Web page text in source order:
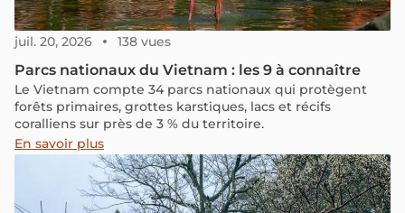
juil. 20, 2026 138 vues
Parcs nationaux du Vietnam : les 9 à connaître
Le Vietnam compte 34 parcs nationaux qui protègent
forêts primaires, grottes karstiques, lacs et récifs
coralliens sur près de 3 % du territoire.
En savoir plus